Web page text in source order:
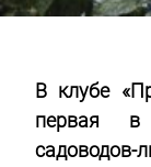
В клубе
первая в